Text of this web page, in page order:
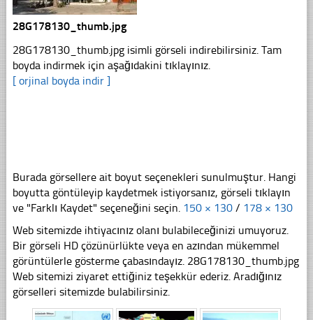
28G178130_thumb.jpg
28G178130_thumb.jpg isimli görseli indirebilirsiniz. Tam
boyda indirmek için aşağıdakini tıklayınız.
[ orjinal boyda indir ]
Burada görsellere ait boyut seçenekleri sunulmuştur. Hangi
boyutta göntüleyip kaydetmek istiyorsanız, görseli tıklayın
ve "Farklı Kaydet" seçeneğini seçin. 150 × 130 / 178 × 130
Web sitemizde ihtiyacınız olanı bulabileceğinizi umuyoruz.
Bir görseli HD çözünürlükte veya en azından mükemmel
görüntülerle gösterme çabasındayız. 28G178130_thumb.jpg
Web sitemizi ziyaret ettiğiniz teşekkür ederiz. Aradığınız
görselleri sitemizde bulabilirsiniz.